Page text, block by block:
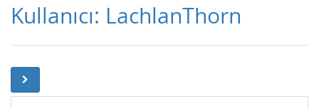
Kullanıcı: LachlanThorn